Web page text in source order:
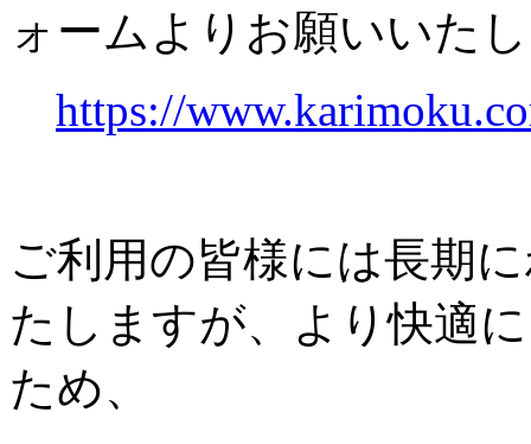
ォームよりお願いいた
https://
ご利用の皆様には長期
たしますが、より快適
ため、